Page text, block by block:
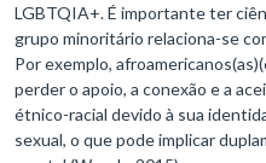
LGBTQIA+. É importante ter
grupo minoritário relaciona-se
Por exemplo,
perder o apoio, a conexão e a
étnico-racial devido à sua
sexual, o que pode implicar